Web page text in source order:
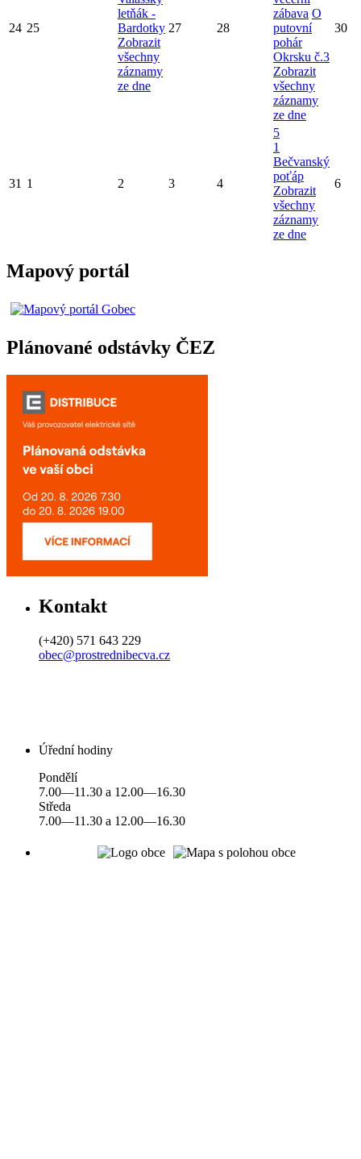
24 25
letňák -
Bardotky
Zobrazit
všechny
záznamy
ze dne
27 28
zábava O
putovní
pohár
Okrsku č.3
Zobrazit
všechny
záznamy
ze dne
30
31 1 2 3 4
5
1
Bečvanský
poťáp
Zobrazit
všechny
záznamy
ze dne
6
Mapový portál
Plánované odstávky ČEZ
Kontakt
(+420) 571 643 229
obec@prostrednibecva.cz
Úřední hodiny
Pondělí
7.00—11.30 a 12.00—16.30
Středa
7.00—11.30 a 12.00—16.30